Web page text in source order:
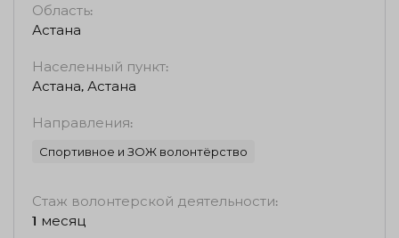
Область:
Астана
Населенный пункт:
Астана, Астана
Направления:
Спортивное и ЗОЖ волонтёрство
Стаж волонтерской деятельности:
1 месяц